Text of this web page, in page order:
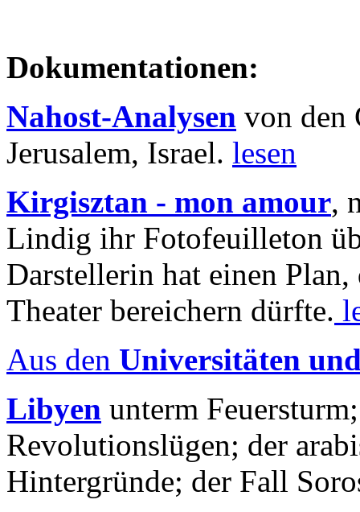
Dokumentationen:
Nahost-Analysen von den
Jerusalem, Israel. lesen
Kirgisztan - mon amour,
Lindig ihr Fotofeuilleton
Darstellerin hat einen Plan,
Theater bereichern dürfte.
Aus den Universitäten
Libyen unterm
Revolutionslügen; der
Hintergründe; der Fall